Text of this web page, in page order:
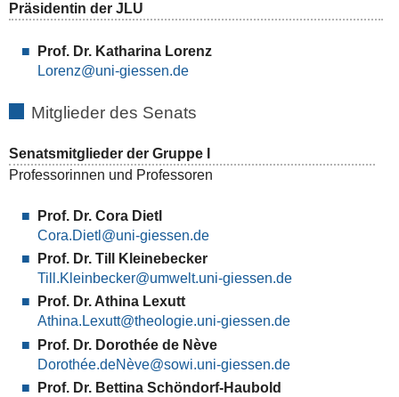
Präsidentin der JLU
Prof. Dr. Katharina Lorenz
Lorenz
Mitglieder des Senats
Senatsmitglieder der Gruppe I
Professorinnen und Professoren
Prof. Dr. Cora Dietl
Cora.Dietl
Prof. Dr. Till Kleinebecker
Till.Kleinbecker
Prof. Dr. Athina Lexutt
Athina.Lexutt
Prof. Dr. Dorothée de Nève
Dorothée.deNève
Prof. Dr. Bettina Schöndorf-Haubold